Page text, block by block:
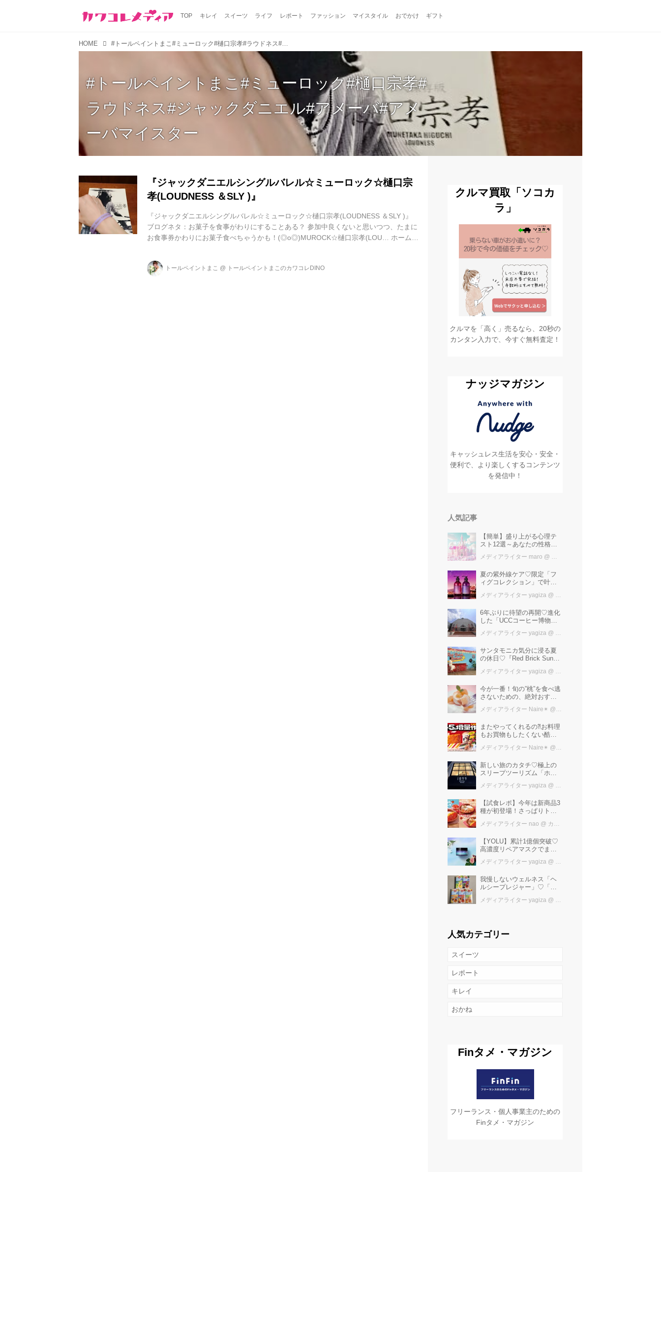
TOP キレイ スイーツ ライフ レポート ファッション マイスタイル おでかけ ギフト
HOME #トールペイントまこ#ミューロック#樋口宗孝#ラウドネス#ジャックダニエル#アメーバ#アメーバマイスター
#トールペイントまこ#ミューロック#樋口宗孝#
ラウドネス#ジャックダニエル#アメーバ#アメ
ーバマイスター
『ジャックダニエルシングルバレル☆ミューロック☆樋口宗
孝(LOUDNESS ＆SLY )』
『ジャックダニエルシングルバレル☆ミューロック☆樋口宗孝(LOUDNESS ＆SLY )』
ブログネタ：お菓子を食事がわりにすることある？ 参加中良くないと思いつつ、たまに
お食事券かわりにお菓子食べちゃうかも！(◎o◎)MUROCK☆樋口宗孝(LOU… ホームへ
*mon chouchou * ブログ情報 プロフィール 読者になる 前のページ 一覧へ 次のページ
2016/01/15 13:00:19 ジャックダニエルシングルバレル☆ミューロック☆樋口宗孝
トールペイントまこ @ トールペイントまこのカワコレDINO
クルマ買取「ソコカ
ラ」
クルマを「高く」売るなら、20秒の
カンタン入力で、今すぐ無料査定！
ナッジマガジン
キャッシュレス生活を安心・安全・
便利で、より楽しくするコンテンツ
を発信中！
人気記事
【簡単】盛り上がる心理テ
スト12選～あなたの性格を
メディアライター maro @ カワコレメディア編集部
夏の紫外線ケア♡限定「フ
ィグコレクション」で叶え
メディアライター yagiza @ カワコレメディア編集部
6年ぶりに待望の再開♡進化
した「UCCコーヒー博物
ーマパーク”！館内展示の全
メディアライター yagiza @ カワコレメディア編集部
サンタモニカ気分に浸る夏
の休日♡『Red Brick Sunset
レンガ倉庫】
メディアライター yagiza @ カワコレメディア編集部
今が一番！旬の”桃”を食べ逃
さないための、絶対おすす
メディアライター Naire✴︎ @ カワコレメディア編集部
またやってくれるの⁈お料理
もお買物もしたくない酷暑
けば増量中！！
メディアライター Naire✴︎ @ カワコレメディア編集部
新しい旅のカタチ♡極上の
スリープツーリズム「ホテ
で「ととの寝」快眠ステイ
メディアライター yagiza @ カワコレメディア編集部
【試食レポ】今年は新商品3
種が初登場！さっぱりトマ
びっくりドンキーの「トマ
限定発売中♪
メディアライター nao @ カワコレメディア編集部
【YOLU】累計1億個突破♡
高濃度リペアマスクでまと
メディアライター yagiza @ カワコレメディア編集部
我慢しないウェルネス「ヘ
ルシープレジャー」♡「水
るおいしい水分補給
メディアライター yagiza @ カワコレメディア編集部
人気カテゴリー
スイーツ
レポート
キレイ
おかね
Finタメ・マガジン
フリーランス・個人事業主のための
Finタメ・マガジン